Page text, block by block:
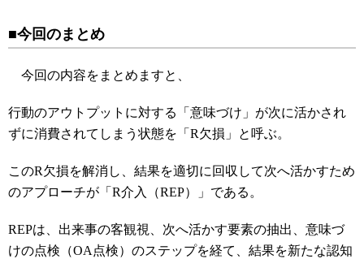
■今回のまとめ
今回の内容をまとめますと、
行動のアウトプットに対する「意味づけ」が次に活かされ
ずに消費されてしまう状態を「R欠損」と呼ぶ。
このR欠損を解消し、結果を適切に回収して次へ活かすため
のアプローチが「R介入（REP）」である。
REPは、出来事の客観視、次へ活かす要素の抽出、意味づ
けの点検（OA点検）のステップを経て、結果を新たな認知